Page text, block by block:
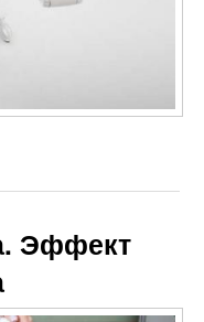
Эффект